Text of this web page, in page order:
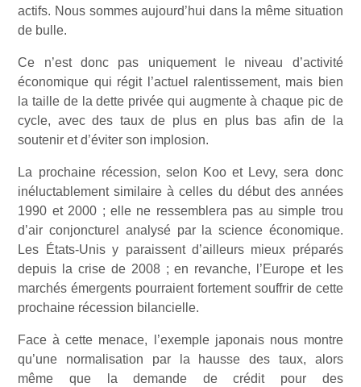
actifs. Nous sommes aujourd’hui dans la même situation
de bulle.
Ce n’est donc pas uniquement le niveau d’activité
économique qui régit l’actuel ralentissement, mais bien
la taille de la dette privée qui augmente à chaque pic de
cycle, avec des taux de plus en plus bas afin de la
soutenir et d’éviter son implosion.
La prochaine récession, selon Koo et Levy, sera donc
inéluctablement similaire à celles du début des années
1990 et 2000 ; elle ne ressemblera pas au simple trou
d’air conjoncturel analysé par la science économique.
Les États-Unis y paraissent d’ailleurs mieux préparés
depuis la crise de 2008 ; en revanche, l’Europe et les
marchés émergents pourraient fortement souffrir de cette
prochaine récession bilancielle.
Face à cette menace, l’exemple japonais nous montre
qu’une normalisation par la hausse des taux, alors
même que la demande de crédit pour des